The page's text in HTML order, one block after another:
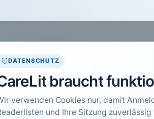
DATENSCHUTZ
braucht
verwenden Cookies nur, damit
und Ihre Sitzung